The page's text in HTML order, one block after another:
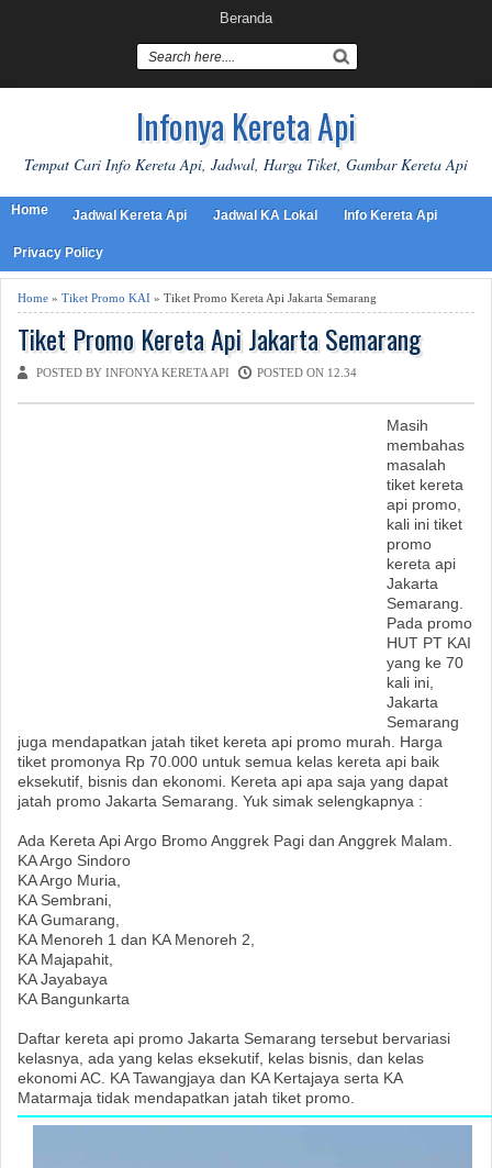
Beranda
Infonya Kereta Api
Tempat Cari Info Kereta Api, Jadwal, Harga Tiket, Gambar Kereta Api
Home Jadwal Kereta Api Jadwal KA Lokal Info Kereta Api
Privacy Policy
Home » Tiket Promo KAI » Tiket Promo Kereta Api Jakarta Semarang
Tiket Promo Kereta Api Jakarta Semarang
POSTED BY INFONYA KERETA API POSTED ON 12.34
Masih
membahas
masalah
tiket kereta
api promo,
kali ini tiket
promo
kereta api
Jakarta
Semarang.
Pada promo
HUT PT KAI
yang ke 70
kali ini,
Jakarta
Semarang
juga mendapatkan jatah tiket kereta api promo murah. Harga
tiket promonya Rp 70.000 untuk semua kelas kereta api baik
eksekutif, bisnis dan ekonomi. Kereta api apa saja yang dapat
jatah promo Jakarta Semarang. Yuk simak selengkapnya :
Ada Kereta Api Argo Bromo Anggrek Pagi dan Anggrek Malam.
KA Argo Sindoro
KA Argo Muria,
KA Sembrani,
KA Gumarang,
KA Menoreh 1 dan KA Menoreh 2,
KA Majapahit,
KA Jayabaya
KA Bangunkarta
Daftar kereta api promo Jakarta Semarang tersebut bervariasi
kelasnya, ada yang kelas eksekutif, kelas bisnis, dan kelas
ekonomi AC. KA Tawangjaya dan KA Kertajaya serta KA
Matarmaja tidak mendapatkan jatah tiket promo.